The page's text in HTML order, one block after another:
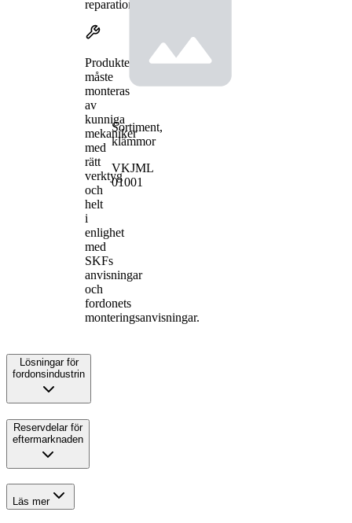
reparationer.
Produkterna
måste
monteras
av
kunniga
mekaniker
med
rätt
verktyg
och
helt
i
enlighet
med
SKFs
anvisningar
och
fordonets
monteringsanvisningar.
Sortiment,
klämmor
VKJML
01001
Lösningar för
fordonsindustrin
Reservdelar för
eftermarknaden
Läs mer